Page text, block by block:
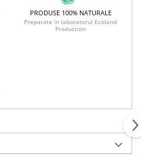
PRODUSE 100% NATURALE
Preparate in laboratorul Ecoland
Production